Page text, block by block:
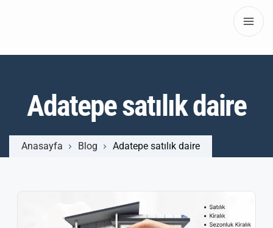
Adatepe satılık daire
Anasayfa Blog Adatepe satılık daire